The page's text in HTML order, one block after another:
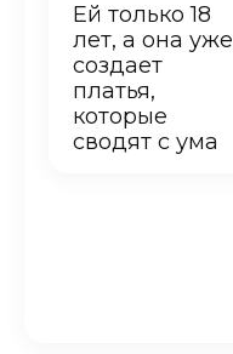
Ей только 18
лет, а она уже
создает
платья,
которые
сводят с ума